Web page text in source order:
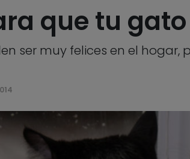
que tu
ser muy felices en el